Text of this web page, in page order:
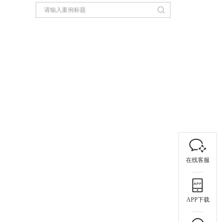
在线客服
APP下载